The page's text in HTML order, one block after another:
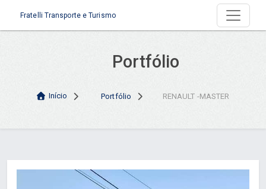
Fratelli Transporte e Turismo
Portfólio
Início Portfólio RENAULT -MASTER